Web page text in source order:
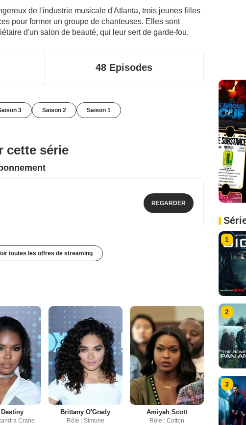
de l'industrie musicale d'Atlanta, trois jeunes filles
pour former un groupe de chanteuses. Elles sont
d'un salon de beauté, qui leur sert de garde-fou.
48 Episodes
3 Saison 2 Saison 1
cette série
REGARDER
toutes les offres de streaming
Destiny
Crane
Brittany O'Grady
Rôle : Simone
Amiyah Scott
Rôle : Cotton
1
2
3